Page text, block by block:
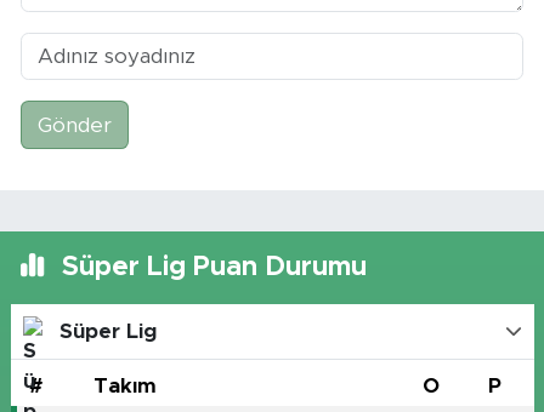
Gönder
Süper Lig Puan Durumu
Süper Lig
# Takım O P